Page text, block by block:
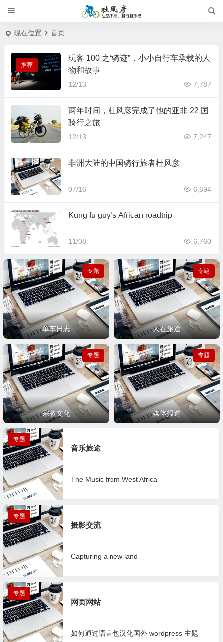
现在位置 首页
推荐
玩客 100 之“骑迹”，小小自行车承载的人
物和故事
12/13 7,787
两年时间，杜风彦完成了他的亚非 22 国
骑行之旅
12/13 7,247
非洲大陆的中国骑行旅者杜风彦
07/16 6,694
Kung fu guy’s African roadtrip
11/08 6,760
专题
16篇
单车日志
单车日志
专题
人在旅途
人在旅途
专题
6篇
宗教文化
宗教文化
专题
23篇
媒体报道
媒体报道
专题
1篇
音乐旅途
The Music from West Africa
专题
1篇
摄影交流
Capturing a new land
专题
网页网站
如何通过语言包汉化国外 wordpress 主题